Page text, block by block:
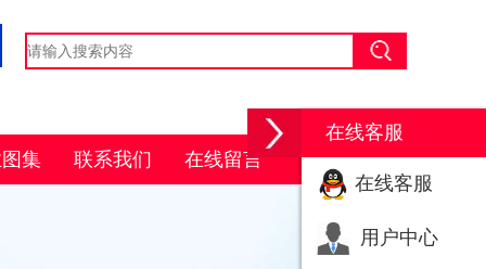
在线客服
在线客服
用户中心
集 联系我们 在线留言